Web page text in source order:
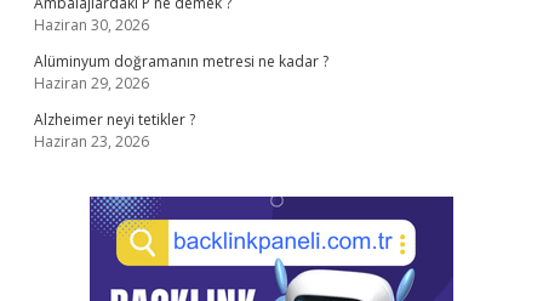
Haziran 30, 2026
Alüminyum doğramanın metresi ne kadar ?
Haziran 29, 2026
Alzheimer neyi tetikler ?
Haziran 23, 2026